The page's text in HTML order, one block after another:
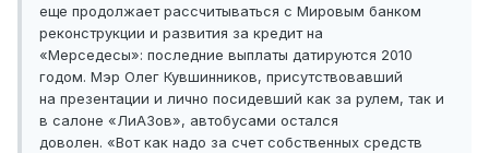
еще продолжает рассчитываться с Мировым банком
реконструкции и развития за кредит на
«Мерседесы»: последние выплаты датируются 2010
годом. Мэр Олег Кувшинников, присутствовавший
на презентации и лично посидевший как за рулем, так и
в салоне «ЛиАЗов», автобусами остался
доволен. «Вот как надо за счет собственных средств